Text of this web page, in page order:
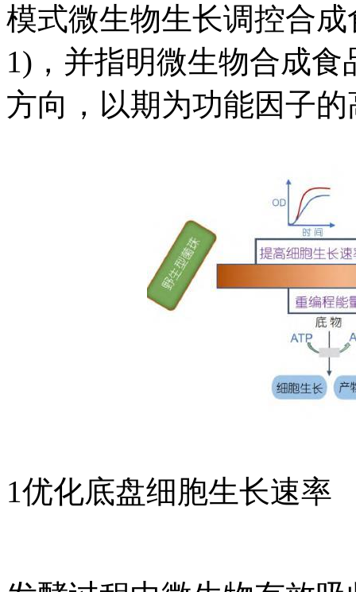
模式微生物生长调控合
1)，并指明微生物合成
方向，以期为功能因子
1优化底盘细胞生长速率